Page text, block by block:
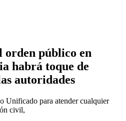
orden público en
habrá toque de
autoridades
Unificado para atender cualquier
civil,